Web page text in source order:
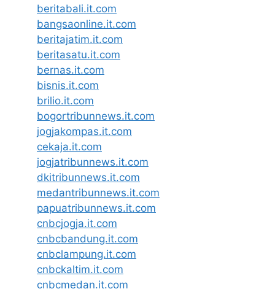
beritabali.it.com
bangsaonline.it.com
beritajatim.it.com
beritasatu.it.com
bernas.it.com
bisnis.it.com
brilio.it.com
bogortribunnews.it.com
jogjakompas.it.com
cekaja.it.com
jogjatribunnews.it.com
dkitribunnews.it.com
medantribunnews.it.com
papuatribunnews.it.com
cnbcjogja.it.com
cnbcbandung.it.com
cnbclampung.it.com
cnbckaltim.it.com
cnbcmedan.it.com